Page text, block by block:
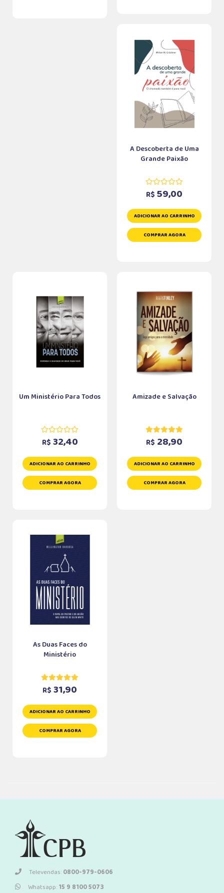
A Descoberta de Uma
Grande Paixão
R$ 59,00
ADICIONAR AO CARRINHO
COMPRAR AGORA
Um Ministério Para Todos
R$ 32,40
ADICIONAR AO CARRINHO
COMPRAR AGORA
Amizade e Salvação
R$ 28,90
ADICIONAR AO CARRINHO
COMPRAR AGORA
As Duas Faces do
Ministério
R$ 31,90
ADICIONAR AO CARRINHO
COMPRAR AGORA
Televendas:0800-979-0606
Whatsapp:15 9 8100 5073